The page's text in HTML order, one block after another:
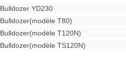
Bulldozer YD230
Bulldozer(modèle T80)
Bulldozer(modèle T120N)
Bulldozer(modèle TS120N)